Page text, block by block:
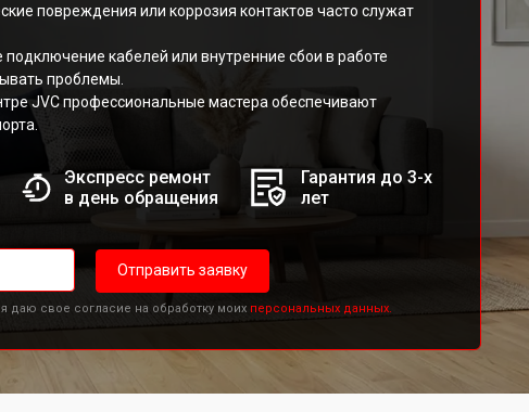
повреждения или коррозия контактов часто служат
подключение кабелей или внутренние сбои в работе
проблемы.
JVC профессиональные мастера обеспечивают
Экспресс ремонт
в день обращения
Гарантия до 3-х
лет
Отправить заявку
даю свое согласие на обработку моих персональных данных.